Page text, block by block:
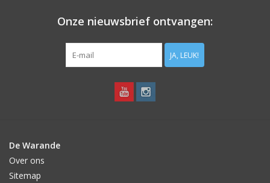
Bodemverbetering
Overige producten
Sterke Bollen Dagen
Onze nieuwsbrief ontvangen:
JA, LEUK!
De Warande
Over ons
Sitemap